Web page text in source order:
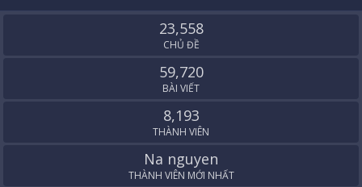
S
23,558
CHỦ ĐỀ
59,720
BÀI VIẾT
8,193
THÀNH VIÊN
Na nguyen
THÀNH VIÊN MỚI NHẤT